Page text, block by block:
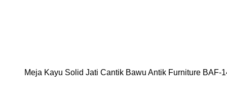
Meja Kayu Solid Jati Cantik Bawu Antik Furniture BAF-